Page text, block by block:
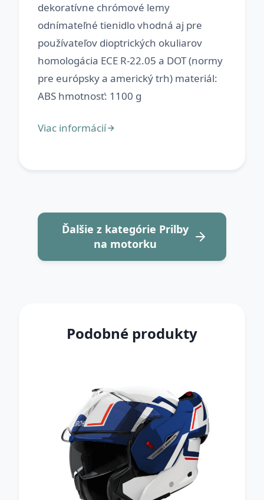
dekoratívne chrómové lemy
odnímateľné tienidlo vhodná aj pre
používateľov dioptrických okuliarov
homologácia ECE R-22.05 a DOT (normy
pre európsky a americký trh) materiál:
Ďalšie z kategórie Prilby
na motorku
Podobné produkty